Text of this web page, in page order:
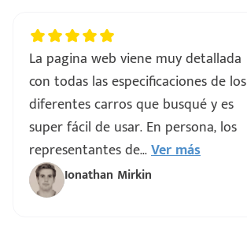
La pagina web viene muy detallada
con todas las especificaciones de los
diferentes carros que busqué y es
super fácil de usar. En persona, los
representantes de...Ver más
Ionathan Mirkin